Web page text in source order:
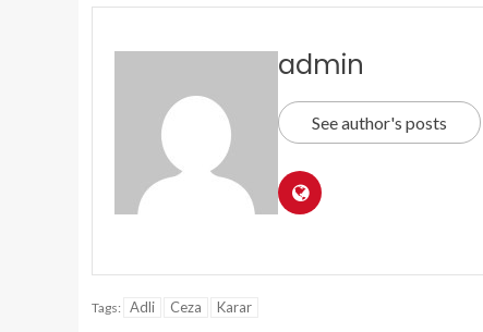
admin
See author's posts
Tags: Adli Ceza Karar